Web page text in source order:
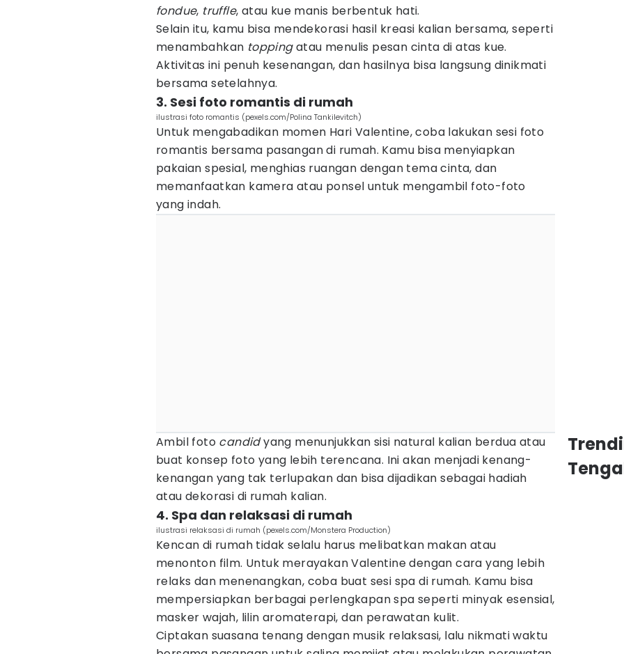
fondue, truffle, atau kue manis berbentuk hati.
Selain itu, kamu bisa mendekorasi hasil kreasi kalian bersama, seperti
menambahkan toppingatau menulis pesan cinta di atas kue.
Aktivitas ini penuh kesenangan, dan hasilnya bisa langsung dinikmati
bersama setelahnya.
3. Sesi foto romantis di rumah
ilustrasi foto romantis (pexels.com/Polina Tankilevitch)
Untuk mengabadikan momen Hari Valentine, coba lakukan sesi foto
romantis bersama pasangan di rumah. Kamu bisa menyiapkan
pakaian spesial, menghias ruangan dengan tema cinta, dan
memanfaatkan kamera atau ponsel untuk mengambil foto-foto
yang indah.
Ambil foto candidyang menunjukkan sisi natural kalian berdua atau
buat konsep foto yang lebih terencana. Ini akan menjadi kenang-
kenangan yang tak terlupakan dan bisa dijadikan sebagai hadiah
atau dekorasi di rumah kalian.
4. Spa dan relaksasi di rumah
ilustrasi relaksasi di rumah (pexels.com/Monstera Production)
Kencan di rumah tidak selalu harus melibatkan makan atau
menonton film. Untuk merayakan Valentine dengan cara yang lebih
relaks dan menenangkan, coba buat sesi spa di rumah. Kamu bisa
mempersiapkan berbagai perlengkapan spa seperti minyak esensial,
masker wajah, lilin aromaterapi, dan perawatan kulit.
Ciptakan suasana tenang dengan musik relaksasi, lalu nikmati waktu